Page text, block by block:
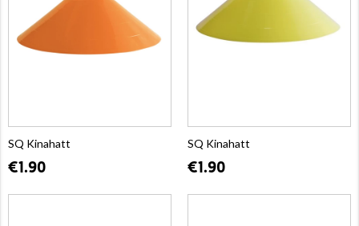
SQ Kinahatt
€1.90
SQ Kinahatt
€1.90